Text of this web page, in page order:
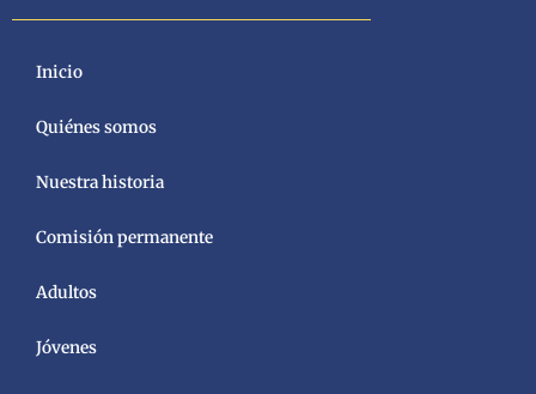
Inicio
Quiénes somos
Nuestra historia
Comisión permanente
Adultos
Jóvenes